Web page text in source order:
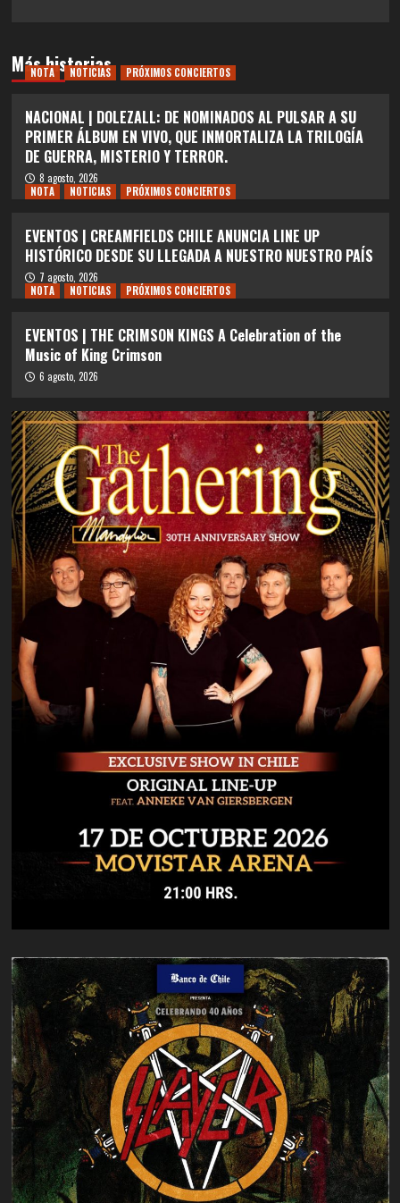
Más historias
NOTA NOTICIAS PRÓXIMOS CONCIERTOS
NACIONAL | DOLEZALL: DE NOMINADOS AL PULSAR A SU
PRIMER ÁLBUM EN VIVO, QUE INMORTALIZA LA TRILOGÍA
DE GUERRA, MISTERIO Y TERROR.
8 agosto, 2026
NOTA
NOTICIAS PRÓXIMOS CONCIERTOS
EVENTOS | CREAMFIELDS CHILE ANUNCIA LINE UP
HISTÓRICO DESDE SU LLEGADA A NUESTRO NUESTRO PAÍS
7 agosto, 2026
NOTA
NOTICIAS PRÓXIMOS CONCIERTOS
EVENTOS | THE CRIMSON KINGS A Celebration of the
Music of King Crimson
6 agosto, 2026